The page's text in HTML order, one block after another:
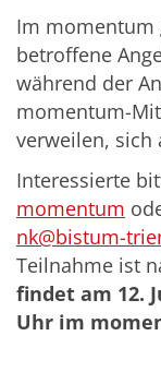
Im momentum
betroffene
während der
momentum-
verweilen, sich
Interessierte
momentum
nk@bistum-
Teilnahme ist
findet am 12.
Uhr im